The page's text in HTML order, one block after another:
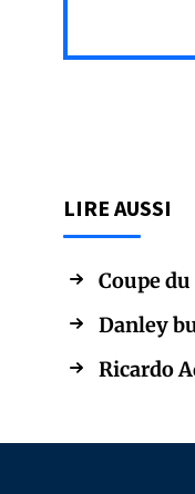
LIRE AUSSI
Coupe
Danley
Ricardo